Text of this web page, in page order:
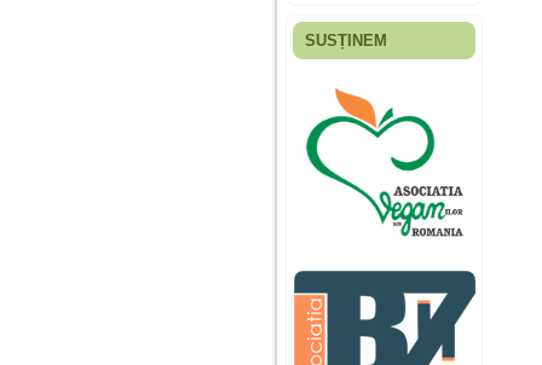
Fiica mea s-a nascut
ani, privind in urma
realizez cat de multe
greseli am facut in
educatia si cresterea
ei, am fost o mama
egoista, preocupata
de implinirea
profesionala, cand ea
era mica am neglijat-
agresiva, orice
greseala era taxata cu
o palma sau pedepse.
SUSȚINEM